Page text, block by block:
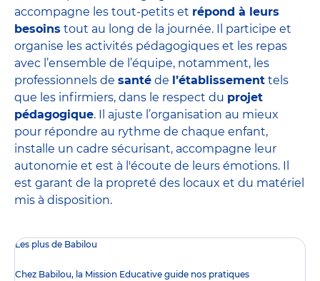
accompagne les tout-petits et répond à leurs
besoins tout au long de la journée. Il participe et
organise les activités pédagogiques et les repas
avec l’ensemble de l’équipe, notamment, les
professionnels de santé de l’établissement tels
que les infirmiers, dans le respect du projet
pédagogique. Il ajuste l’organisation au mieux
pour répondre au rythme de chaque enfant,
installe un cadre sécurisant, accompagne leur
autonomie et est à l'écoute de leurs émotions. Il
est garant de la propreté des locaux et du matériel
mis à disposition.
Les plus de Babilou
Chez Babilou, la Mission Educative guide nos pratiques